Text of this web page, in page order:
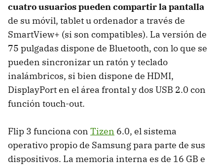
cuatro usuarios pueden compartir la pantalla
de su móvil, tablet u ordenador a través de
SmartView+ (si son compatibles). La versión de
75 pulgadas dispone de Bluetooth, con lo que se
pueden sincronizar un ratón y teclado
inalámbricos, si bien dispone de HDMI,
DisplayPort en el área frontal y dos USB 2.0 con
función touch-out.
Flip 3 funciona con Tizen 6.0, el sistema
operativo propio de Samsung para parte de sus
dispositivos. La memoria interna es de 16 GB e